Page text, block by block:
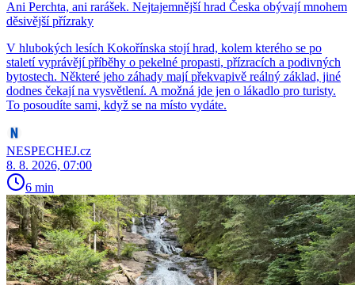
Ani Perchta, ani rarášek. Nejtajemnější hrad Česka obývají mnohem
děsivější přízraky
V hlubokých lesích Kokořínska stojí hrad, kolem kterého se po
staletí vyprávějí příběhy o pekelné propasti, přízracích a podivných
bytostech. Některé jeho záhady mají překvapivě reálný základ, jiné
dodnes čekají na vysvětlení. A možná jde jen o lákadlo pro turisty.
To posoudíte sami, když se na místo vydáte.
NESPECHEJ.cz
8. 8. 2026, 07:00
6 min